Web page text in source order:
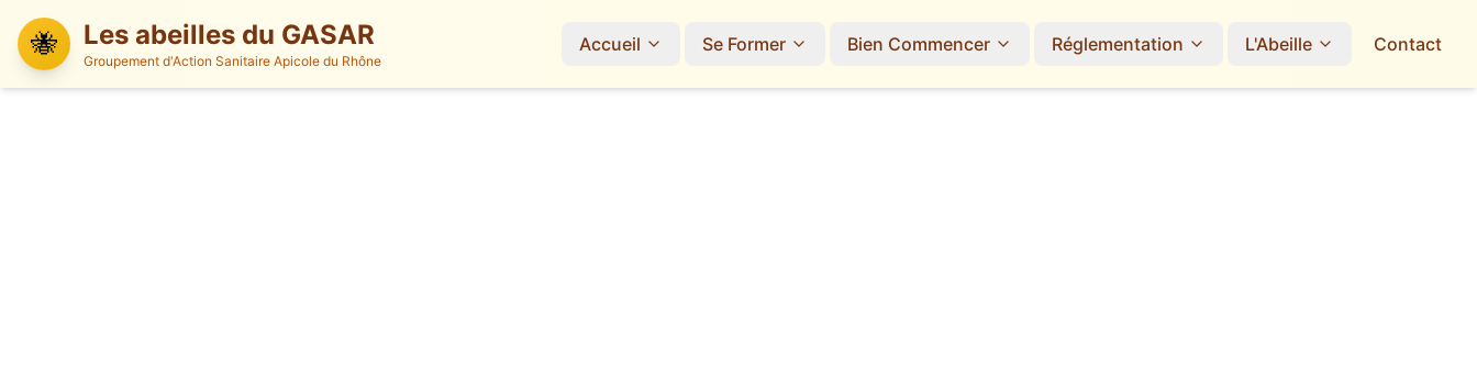
🐝 Les abeilles du GASAR
Groupement d'Action Sanitaire Apicole du Rhône
Accueil Se Former Bien Commencer Réglementation L'Abeille Contact